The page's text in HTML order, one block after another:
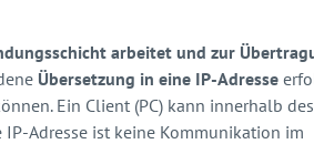
arbeitet und zur
Übersetzung in eine IP-Adresse
Ein Client (PC) kann innerhalb des
Adresse ist keine Kommunikation im